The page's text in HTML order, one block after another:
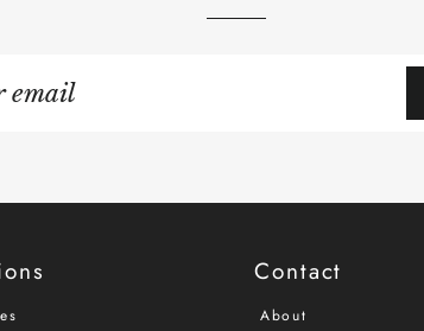
Contact
About